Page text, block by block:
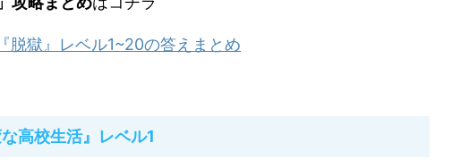
1～20 までの答えをまとめています。